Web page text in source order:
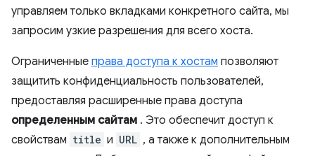
управляем только вкладками конкретного сайта, мы
запросим узкие разрешения для всего хоста.
Ограниченные права доступа к хостам позволяют
защитить конфиденциальность пользователей,
предоставляя расширенные права доступа
определенным сайтам . Это обеспечит доступ к
свойствам title и URL , а также к дополнительным